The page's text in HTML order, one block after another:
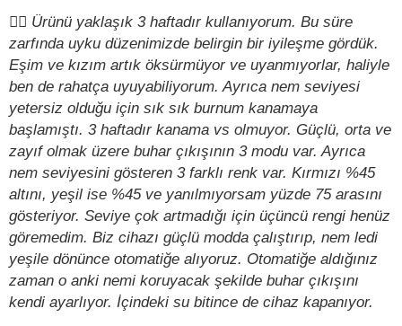
✍🏻 Ürünü yaklaşık 3 haftadır kullanıyorum. Bu süre
zarfında uyku düzenimizde belirgin bir iyileşme gördük.
Eşim ve kızım artık öksürmüyor ve uyanmıyorlar, haliyle
ben de rahatça uyuyabiliyorum. Ayrıca nem seviyesi
yetersiz olduğu için sık sık burnum kanamaya
başlamıştı. 3 haftadır kanama vs olmuyor. Güçlü, orta ve
zayıf olmak üzere buhar çıkışının 3 modu var. Ayrıca
nem seviyesini gösteren 3 farklı renk var. Kırmızı %45
altını, yeşil ise %45 ve yanılmıyorsam yüzde 75 arasını
gösteriyor. Seviye çok artmadığı için üçüncü rengi henüz
göremedim. Biz cihazı güçlü modda çalıştırıp, nem ledi
yeşile dönünce otomatiğe alıyoruz. Otomatiğe aldığınız
zaman o anki nemi koruyacak şekilde buhar çıkışını
kendi ayarlıyor. İçindeki su bitince de cihaz kapanıyor.